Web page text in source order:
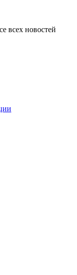
всех новостей